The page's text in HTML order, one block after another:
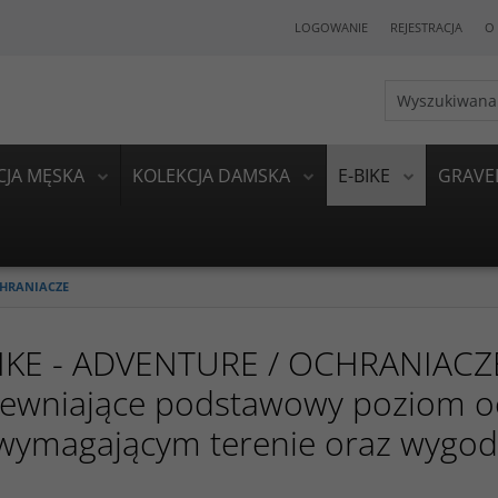
LOGOWANIE REJESTRACJA O
MĘSKA KOLEKCJA DAMSKA E-BIKE
- ADVENTURE /
podstawowy poziom
terenie oraz